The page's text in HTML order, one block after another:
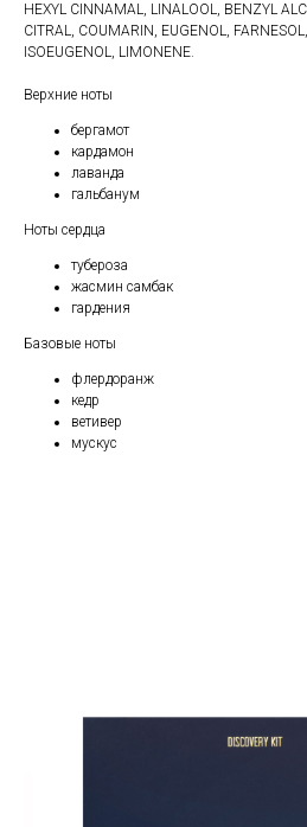
HEXYL CINNAMAL, LINALOOL, BENZYL
CITRAL, COUMARIN, EUGENOL,
ISOEUGENOL, LIMONENE.
Верхние ноты
бергамот
кардамон
лаванда
гальбанум
Ноты сердца
тубероза
жасмин самбак
гардения
Базовые ноты
флердоранж
кедр
ветивер
мускус